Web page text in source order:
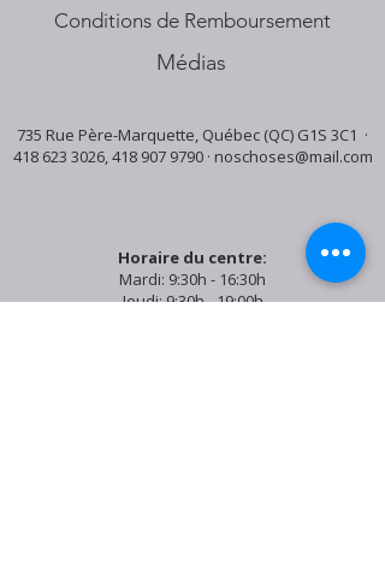
Conditions de Remboursement
Médias
735 Rue Père-Marquette, Québec (QC) G1S 3C1 ·
418 623 3026,418 907 9790· noschoses@mail.com
Horaire du centre:
Mardi: 9:30h - 16:30h
Jeudi: 9:30h - 19:00h